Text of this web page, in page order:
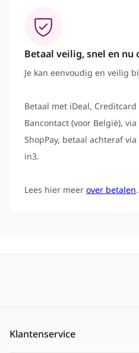
Betaal veilig, snel en nu
Je kan eenvoudig en veilig
Betaal met iDeal,
Bancontact (voor België), via
ShopPay, betaal achteraf
in3.
Lees hier meer over betalen.
Klantenservice